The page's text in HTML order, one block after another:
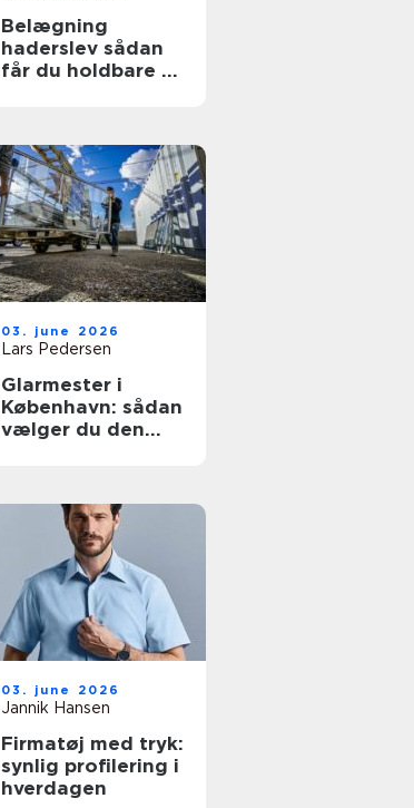
Belægning
haderslev sådan
får du holdbare og
03. june 2026
Lars Pedersen
Glarmester i
København: sådan
vælger du den
03. june 2026
Jannik Hansen
Firmatøj med tryk:
synlig profilering i
hverdagen